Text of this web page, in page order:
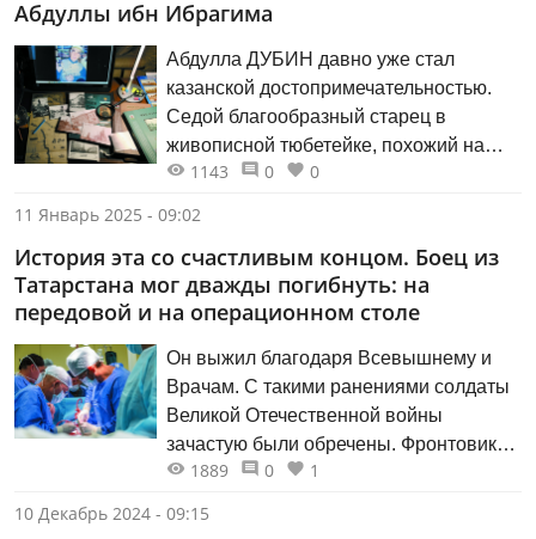
Абдуллы ибн Ибрагима
Абдулла ДУБИН давно уже стал
казанской достопримечательностью.
Седой благообразный старец в
живописной тюбетейке, похожий на
дервиша, привлекал к себе взгляды
1143 0
0
11 Январь 2025 - 09:02
История эта со счастливым концом. Боец из
Татарстана мог дважды погибнуть: на
передовой и на операционном столе
Он выжил благодаря Всевышнему и
Врачам. С такими ранениями солдаты
Великой Оте­чественной войны
зачастую были обречены. Фронтовики
умирали уже после Победы. Но
1889 0
1
10 Декабрь 2024 - 09:15